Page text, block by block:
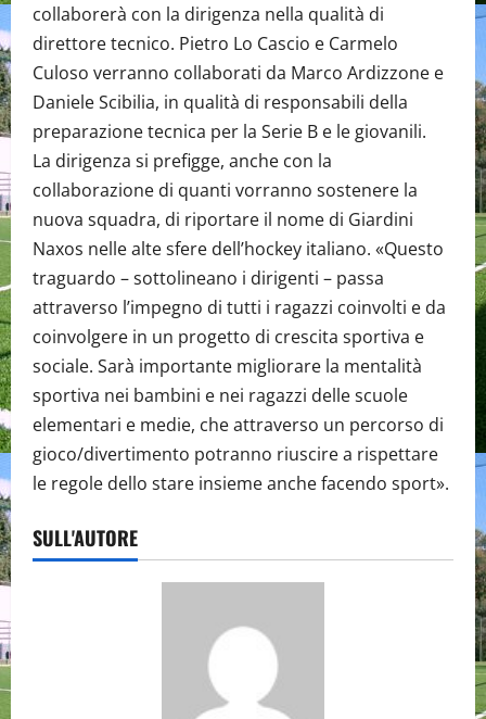
collaborerà con la dirigenza nella qualità di
direttore tecnico. Pietro Lo Cascio e Carmelo
Culoso verranno collaborati da Marco Ardizzone e
Daniele Scibilia, in qualità di responsabili della
preparazione tecnica per la Serie B e le giovanili.
La dirigenza si prefigge, anche con la
collaborazione di quanti vorranno sostenere la
nuova squadra, di riportare il nome di Giardini
Naxos nelle alte sfere dell’hockey italiano. «Questo
traguardo – sottolineano i dirigenti – passa
attraverso l’impegno di tutti i ragazzi coinvolti e da
coinvolgere in un progetto di crescita sportiva e
sociale. Sarà importante migliorare la mentalità
sportiva nei bambini e nei ragazzi delle scuole
elementari e medie, che attraverso un percorso di
gioco/divertimento potranno riuscire a rispettare
le regole dello stare insieme anche facendo sport».
SULL'AUTORE